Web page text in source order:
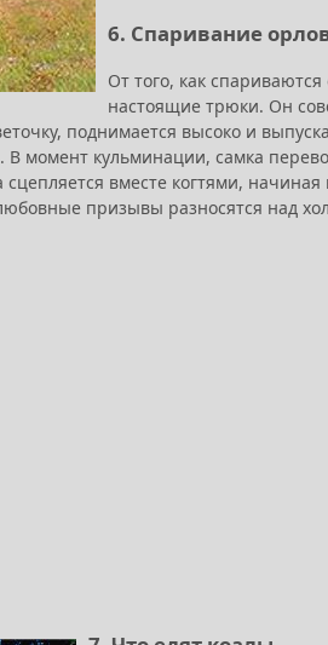
6. Спаривание
От того, как
настоящие трюки. Он
поднимается высоко и
В момент кульминации, самка
сцепляется вместе когтями,
призывы разносятся над